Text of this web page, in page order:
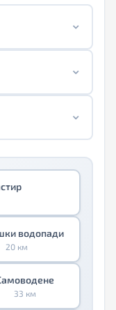
водопади
20 км
33 км